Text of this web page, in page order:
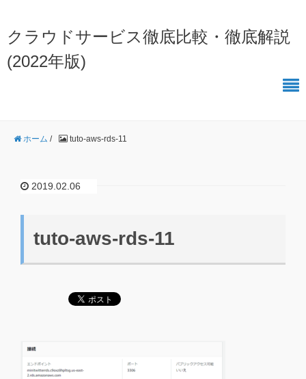
クラウドサービス徹底比較・徹底解説
(2022年版)
ホーム / tuto-aws-rds-11
2019.02.06
tuto-aws-rds-11